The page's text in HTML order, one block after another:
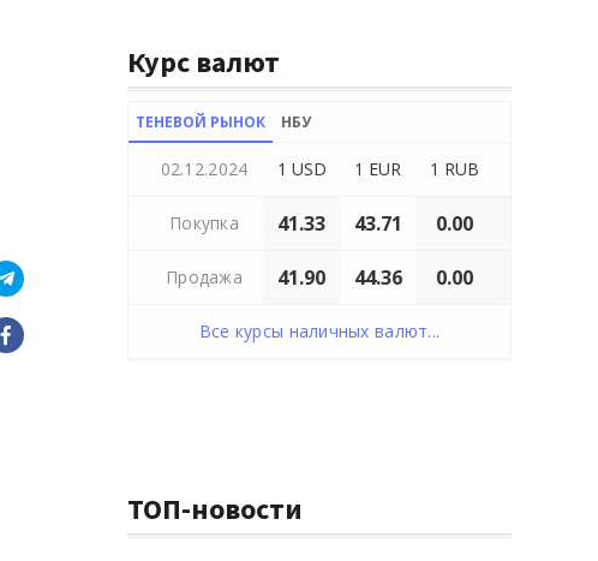
Курс валют
ТЕНЕВОЙ РЫНОК НБУ
02.12.2024 1 USD 1 EUR 1 RUB
Покупка 41.33 43.71 0.00
Продажа 41.90 44.36 0.00
Все курсы наличных валют...
ТОП-новости